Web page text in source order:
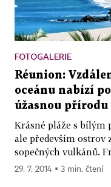
FOTOGALERIE
Réunion:
oceánu nabízí
úžasnou přírodu
Krásné pláže s bílým
ale především ostrov
sopečných vulkánů.
29. 7. 2014 ▪ 3 min. čtení